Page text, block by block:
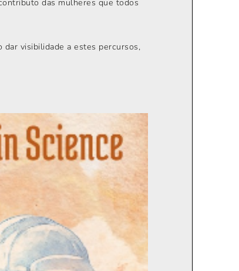
das mulheres que todos
dar visibilidade a estes percursos,